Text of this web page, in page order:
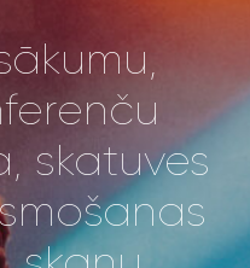
skatuves